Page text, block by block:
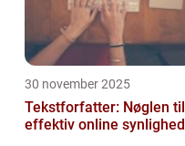
30 november 2025
Tekstforfatter: Nøglen til
effektiv online synlighed